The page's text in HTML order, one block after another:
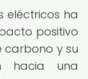
eléctricos ha
positivo
carbono y su
hacia una